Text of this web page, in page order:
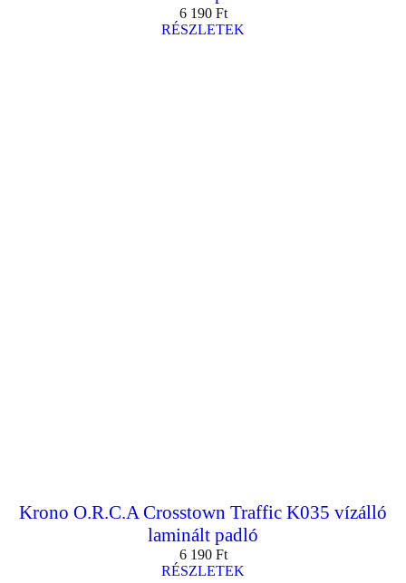
6 190 Ft
RÉSZLETEK
Krono O.R.C.A Crosstown Traffic K035 vízálló
laminált padló
6 190 Ft
RÉSZLETEK